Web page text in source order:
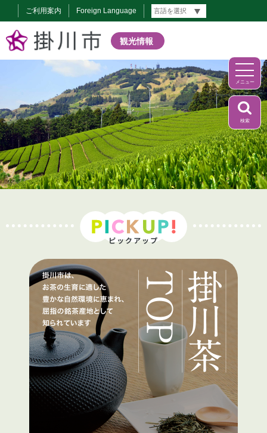
ご利用案内 Foreign Language
観光情報
メニュー
検索
ピックアップ